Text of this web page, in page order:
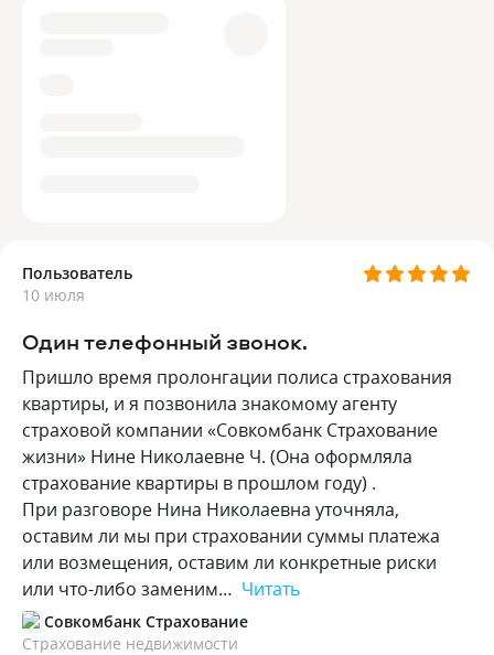
Пользователь
10 июля
Один телефонный звонок.
Пришло время пролонгации полиса страхования
квартиры, и я позвонила знакомому агенту
страховой компании «Совкомбанк Страхование
жизни» Нине Николаевне Ч. (Она оформляла
страхование квартиры в прошлом году) .
При разговоре Нина Николаевна уточняла,
оставим ли мы при страховании суммы платежа
или возмещения, оставим ли конкретные риски
или что-либо заменим… Читать
Совкомбанк Страхование
Страхование недвижимости